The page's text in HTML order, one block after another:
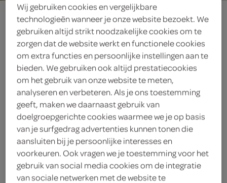
kaneelvlinders
ingrediënten
50 gram boter
bloem
5 plakjes diepvries
roomboterbladerdeeg
Wij gebruiken cookies en vergelijkbare
technologieën wanneer je onze website bezoekt. We
gebruiken altijd strikt noodzakelijke cookies om te
zorgen dat de website werkt en functionele cookies
om extra functies en persoonlijke instellingen aan te
bieden. We gebruiken ook altijd prestatiecookies
om het gebruik van onze website te meten,
analyseren en verbeteren. Als je ons toestemming
geeft, maken we daarnaast gebruik van
doelgroepgerichte cookies waarmee we je op basis
van je surfgedrag advertenties kunnen tonen die
aansluiten bij je persoonlijke interesses en
voorkeuren. Ook vragen we je toestemming voor het
gebruik van social media cookies om de integratie
van sociale netwerken met de website te